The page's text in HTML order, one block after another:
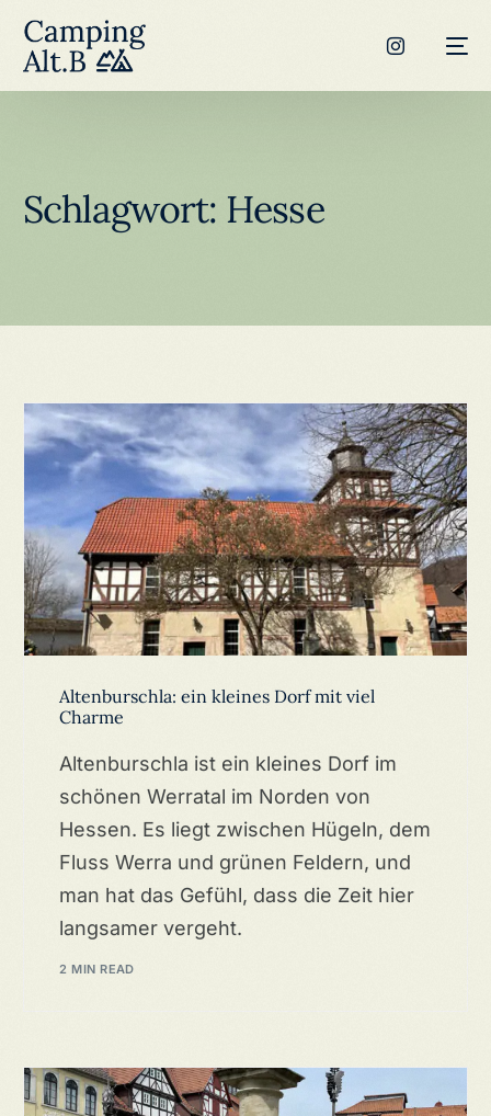
Schlagwort: Hesse
Altenburschla: ein kleines Dorf mit viel
Charme
Altenburschla ist ein kleines Dorf im
schönen Werratal im Norden von
Hessen. Es liegt zwischen Hügeln, dem
Fluss Werra und grünen Feldern, und
man hat das Gefühl, dass die Zeit hier
langsamer vergeht.
2 MIN READ